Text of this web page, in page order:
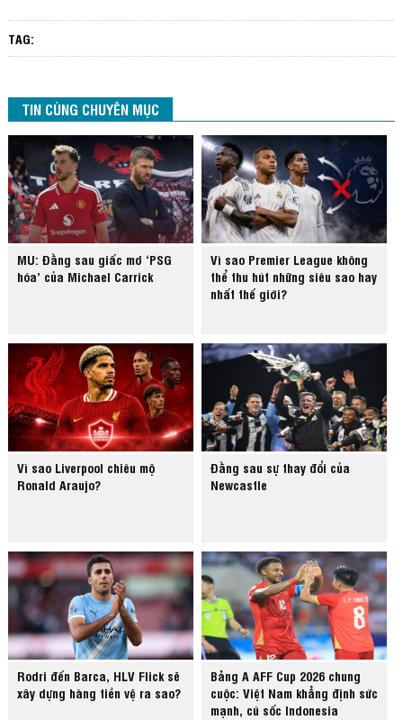
TAG:
TIN CÙNG CHUYÊN MỤC
MU: Đằng sau giấc mơ ‘PSG
hóa’ của Michael Carrick
Vì sao Premier League không
thể thu hút những siêu sao hay
nhất thế giới?
Vì sao Liverpool chiêu mộ
Ronald Araujo?
Đằng sau sự thay đổi của
Newcastle
Rodri đến Barca, HLV Flick sẽ
xây dựng hàng tiền vệ ra sao?
Bảng A AFF Cup 2026 chung
cuộc: Việt Nam khẳng định sức
mạnh, cú sốc Indonesia